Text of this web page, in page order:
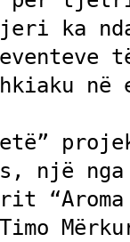
ka
në
një nga